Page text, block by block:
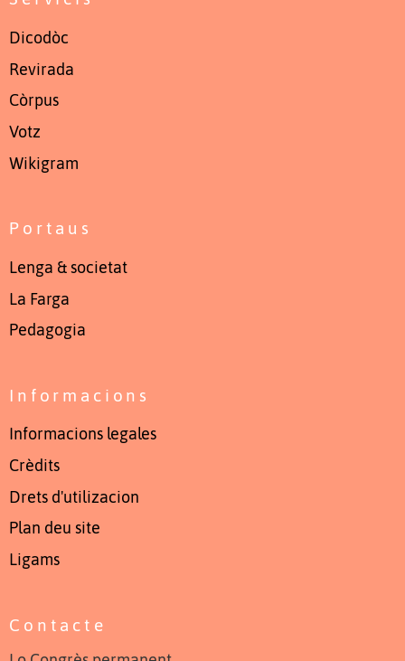
Dicodòc
Revirada
Còrpus
Votz
Wikigram
Portaus
Lenga & societat
La Farga
Pedagogia
Informacions
Informacions legales
Crèdits
Drets d'utilizacion
Plan deu site
Ligams
Contacte